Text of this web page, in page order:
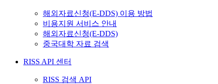
해외자료신청(E-DDS) 이용 방법
비용지원 서비스 안내
해외자료신청(E-DDS)
중국대학 자료 검색
RISS API 센터
RISS 검색 API